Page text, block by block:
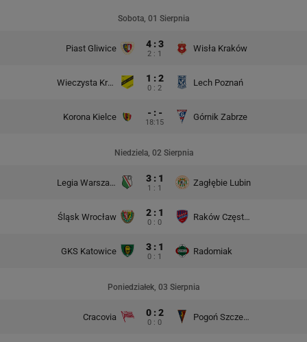
Sobota, 01 Sierpnia
Piast Gliwice 4 : 3
2 : 1
Wisła Kraków
Wieczysta Kraków 1 : 2
0 : 2
Lech Poznań
Korona Kielce - : -
18:15
Górnik Zabrze
Niedziela, 02 Sierpnia
Legia Warszawa 3 : 1
1 : 1
Zagłębie Lubin
Śląsk Wrocław 2 : 1
0 : 0
Raków Częstochowa
GKS Katowice 3 : 1
0 : 1
Radomiak
Poniedziałek, 03 Sierpnia
Cracovia 0 : 2
0 : 0
Pogoń Szczecin